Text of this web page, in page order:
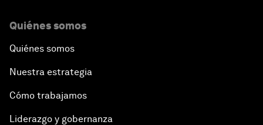
Quiénes somos
Quiénes somos
Nuestra estrategia
Cómo trabajamos
Liderazgo y gobernanza